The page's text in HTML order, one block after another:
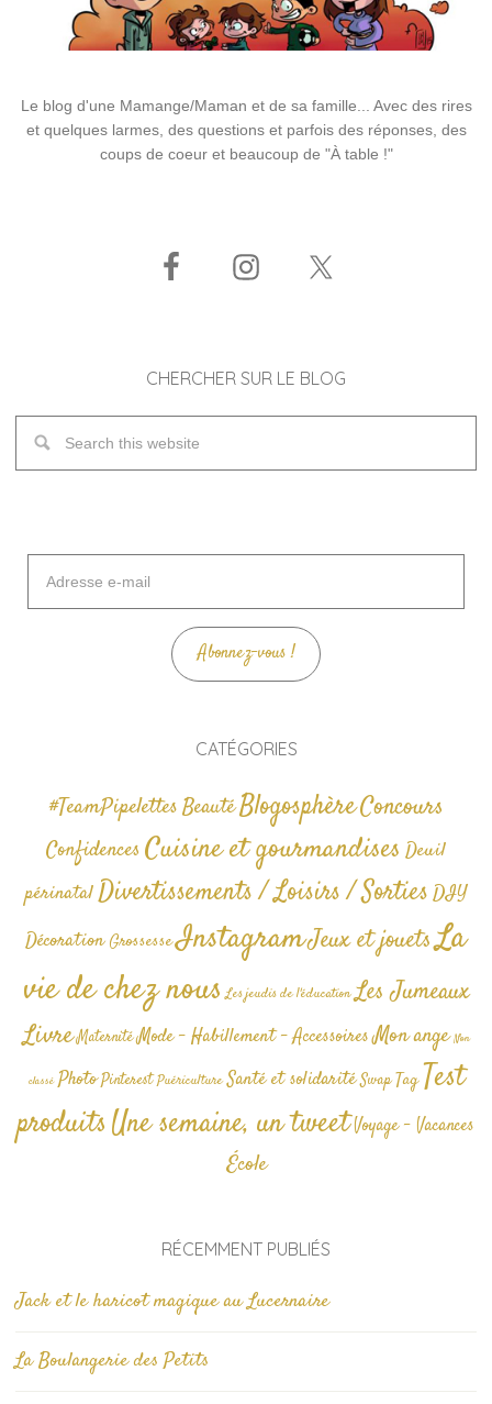
Le blog d'une Mamange/Maman et de sa famille... Avec des rires
et quelques larmes, des questions et parfois des réponses, des
coups de coeur et beaucoup de "À table !"
CHERCHER SUR LE BLOG
mail
Abonnez-vous !
CATÉGORIES
#TeamPipelettesBeautéBlogosphèreConcours
Confidences Cuisine et gourmandises Deuil
périnatalDivertissements / Loisirs / SortiesDIY
Décoration GrossesseInstagramJeux et jouetsLa
vie de chez nous Les jeudis de l'éducation Les Jumeaux
Livre Maternité Mode - Habillement - AccessoiresMon ange Non
classé Photo Pinterest Puériculture Santé et solidarité Swap TagTest
produitsUne semaine, un tweetVoyage - Vacances
École
RÉCEMMENT PUBLIÉS
Jack et le haricot magique au Lucernaire
La Boulangerie des Petits